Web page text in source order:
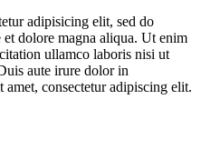
adipisicing elit, sed do
dolore magna aliqua. Ut enim
ullamco laboris nisi ut
aute irure dolor in
consectetur adipiscing elit.